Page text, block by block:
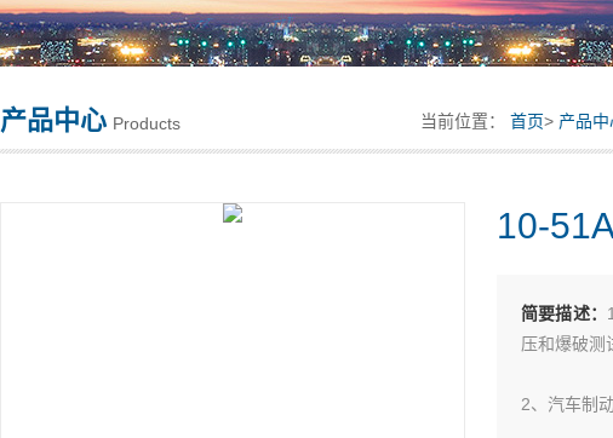
产品中心 Products 当前位置： 首页> 产品中
10-
简要描述：
压和爆破测
2、汽车制